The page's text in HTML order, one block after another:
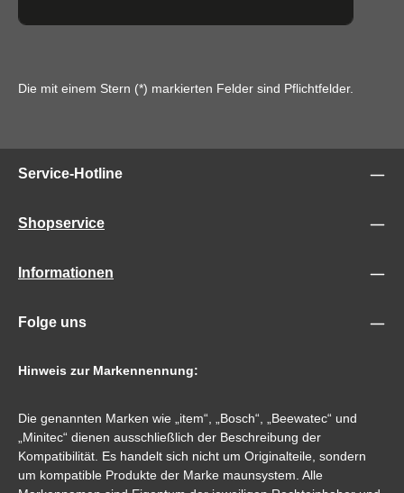
Die mit einem Stern (*) markierten Felder sind Pflichtfelder.
Service-Hotline
Shopservice
Informationen
Folge uns
Hinweis zur Markennennung:
Die genannten Marken wie „item“, „Bosch“, „Beewatec“ und
„Minitec“ dienen ausschließlich der Beschreibung der
Kompatibilität. Es handelt sich nicht um Originalteile, sondern
um kompatible Produkte der Marke maunsystem. Alle